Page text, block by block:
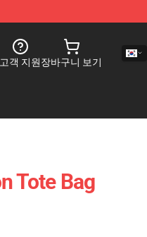
고객 지원장바구니 보기
Tote Bag